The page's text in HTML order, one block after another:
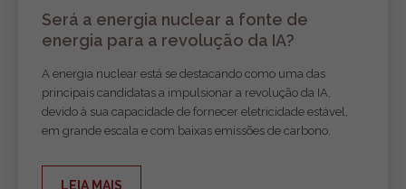
Será a energia nuclear a fonte de
energia para a revolução da IA?
A energia nuclear está se destacando como uma das
principais candidatas a impulsionar a revolução da IA,
devido à sua capacidade de fornecer eletricidade estável,
em grande escala e com baixas emissões de carbono.
LEIA MAIS